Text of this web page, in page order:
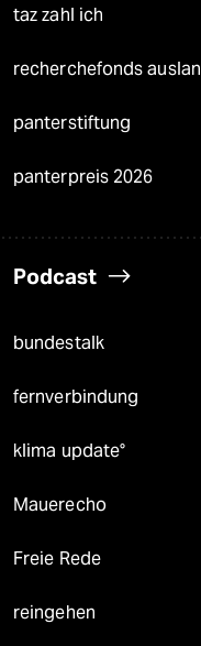
taz zahl ich
recherchefonds
panterstiftung
panterpreis 2026
Podcast
bundestalk
fernverbindung
klima update°
Mauerecho
Freie Rede
reingehen